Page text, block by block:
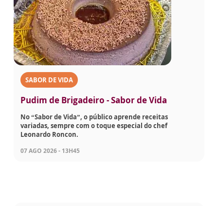
SABOR DE VIDA
Pudim de Brigadeiro - Sabor de Vida
No “Sabor de Vida”, o público aprende receitas
variadas, sempre com o toque especial do chef
Leonardo Roncon.
07 AGO 2026 - 13H45